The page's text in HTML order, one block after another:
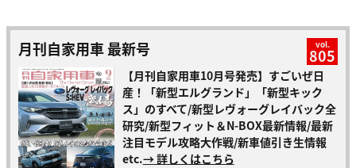
月刊自家用車 最新号 vol.
805
【月刊自家用車10月号発売】すごいぜ日
産！「新型エルグランド」「新型キック
ス」のすべて/新型レヴォーグレイバック全
研究/新型フィット＆N-BOX最新情報/最新
注目モデル攻略大作戦/新車値引き生情報
etc.→ 詳しくはこちら